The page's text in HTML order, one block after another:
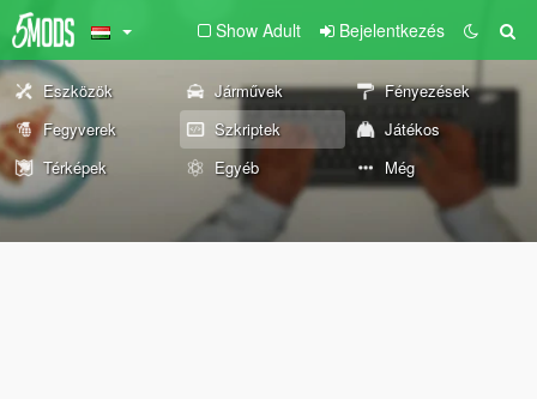
Show Adult Bejelentkezés
Eszközök Járművek
Fényezések
Fegyverek
Szkriptek
Játékos
Térképek
Egyéb Még